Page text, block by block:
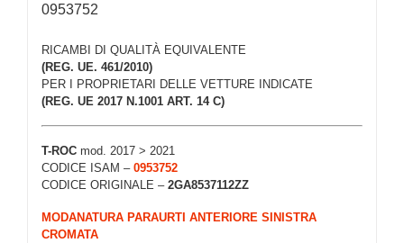
0953752
RICAMBI DI QUALITÀ EQUIVALENTE
(REG. UE. 461/2010)
PER I PROPRIETARI DELLE VETTURE INDICATE
(REG. UE 2017 N.1001 ART. 14 C)
T-ROC mod. 2017 > 2021
CODICE ISAM – 0953752
CODICE ORIGINALE – 2GA8537112ZZ
MODANATURA PARAURTI ANTERIORE SINISTRA
CROMATA